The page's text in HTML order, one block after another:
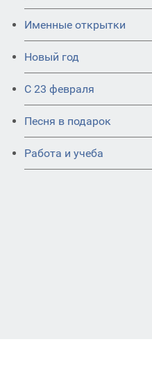
Именные открытки
Новый год
С 23 февраля
Песня в подарок
Работа и учеба